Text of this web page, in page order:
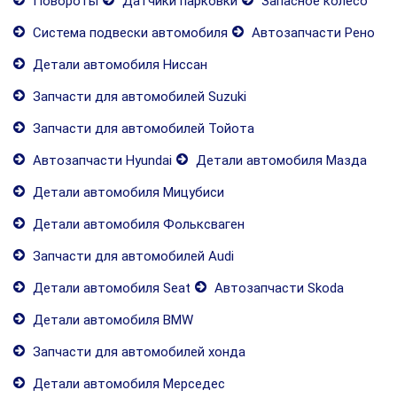
Система подвески автомобиля
Автозапчасти Рено
Детали автомобиля Ниссан
Запчасти для автомобилей Suzuki
Запчасти для автомобилей Тойота
Автозапчасти Hyundai
Детали автомобиля Мазда
Детали автомобиля Мицубиси
Детали автомобиля Фольксваген
Запчасти для автомобилей Audi
Детали автомобиля Seat
Автозапчасти Skoda
Детали автомобиля BMW
Запчасти для автомобилей хонда
Детали автомобиля Мерседес